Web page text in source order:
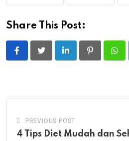
Share This Post:
LinkedIn Pinterest
PREVIOUS POST
4 Tips Diet Mudah dan